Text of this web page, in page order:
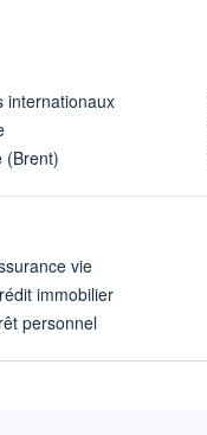
internationaux
(Brent)
vie
immobilier
personnel